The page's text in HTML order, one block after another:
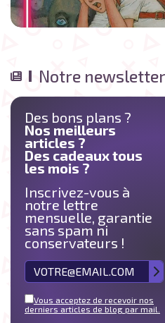
Notre
Des bons plans ?
Nos meilleurs
articles ?
Des cadeaux tous
les mois ?
Inscrivez-vous à
notre lettre
mensuelle, garantie
sans spam ni
conservateurs !
Vous acceptez de recevoir nos
derniers articles de blog par mail.